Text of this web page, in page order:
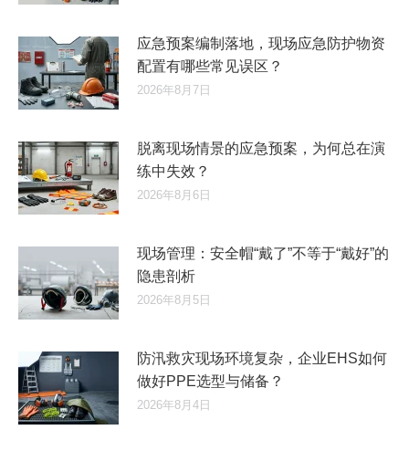
应急预案编制落地，现场应急防护物资
配置有哪些常见误区？
2026年8月7日
脱离现场情景的应急预案，为何总在演
练中失效？
2026年8月6日
现场管理：安全帽“戴了”不等于“戴好”的
隐患剖析
2026年8月5日
防汛救灾现场环境复杂，企业EHS如何
做好PPE选型与储备？
2026年8月4日